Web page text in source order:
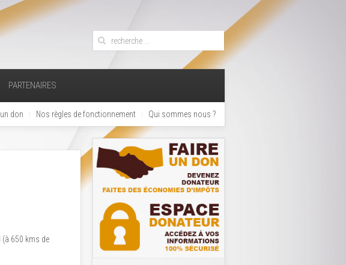
PARTENAIRES
don Nos règles de fonctionnement Qui sommes nous ?
(à 650 kms de